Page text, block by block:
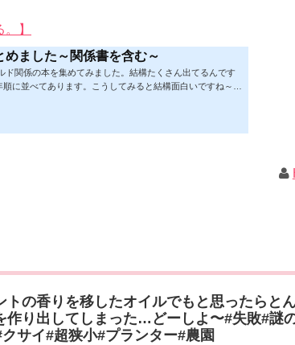
】
めました～関係書を含む～
ド関係の本を集めてみました。結構たくさん出てるんです
順に並べてあります。こうしてみると結構面白いですね～※
の香りを移したオイルでもと思ったらと
作り出してしまった…どーしよ〜#失敗#謎
サイ#超狭小#プランター#農園